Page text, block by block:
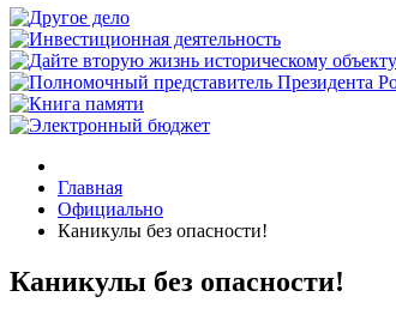
Главная
Официально
Каникулы без опасности!
Каникулы без опасности!